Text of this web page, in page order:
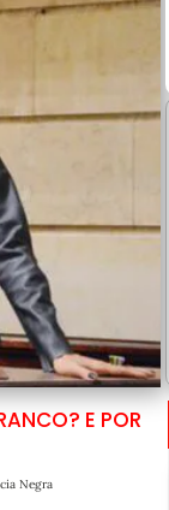
E POR
Negra